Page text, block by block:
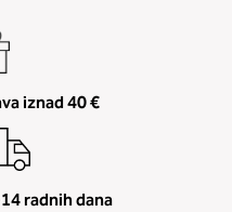
iznad 40 €
radnih dana